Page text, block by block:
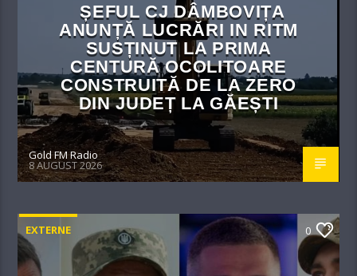
ȘEFUL CJ DÂMBOVIȚA
ANUNȚĂ LUCRĂRI IN RITM
SUSȚINUT LA PRIMA
CENTURĂ OCOLITOARE
CONSTRUITĂ DE LA ZERO
DIN JUDEȚ LA GĂEȘTI
Gold FM Radio
8 AUGUST 2026
EXTERNE 0